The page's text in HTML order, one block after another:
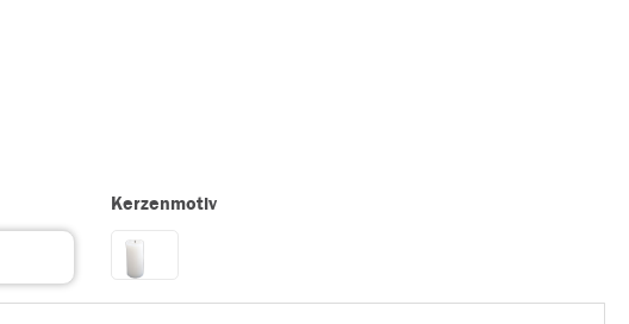
Kerzenmotiv